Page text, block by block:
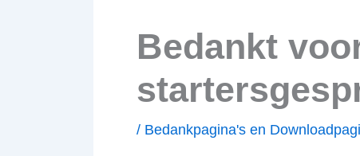
Bedankt
/ Bedankpagina's en